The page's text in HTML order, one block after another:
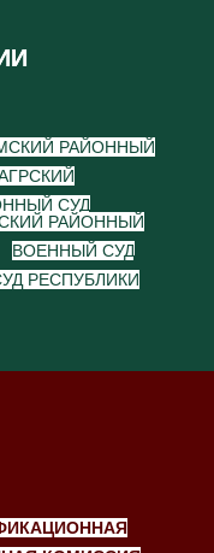
РАЙОННЫЙ
СУД
РАЙОННЫЙ
ВОЕННЫЙ СУД
РЕСПУБЛИКИ